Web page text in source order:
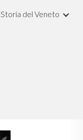
Storia del Veneto